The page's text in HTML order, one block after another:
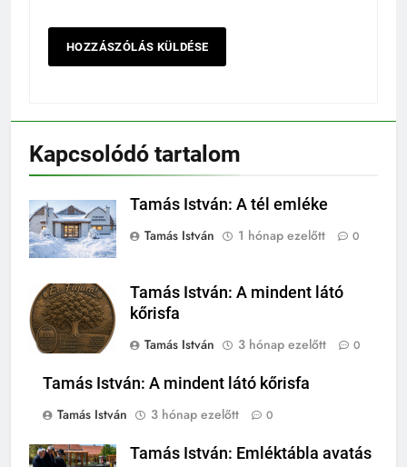
Kapcsolódó tartalom
Tamás István: A tél emléke
Tamás István
1 hónap ezelőtt 0
Tamás István: A mindent látó
kőrisfa
Tamás István
3 hónap ezelőtt 0
Tamás István: A mindent látó kőrisfa
Tamás István
3 hónap ezelőtt 0
Tamás István: Emléktábla avatás